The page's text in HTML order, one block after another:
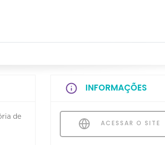
de
INFORMAÇÕES
ACESSAR O SITE